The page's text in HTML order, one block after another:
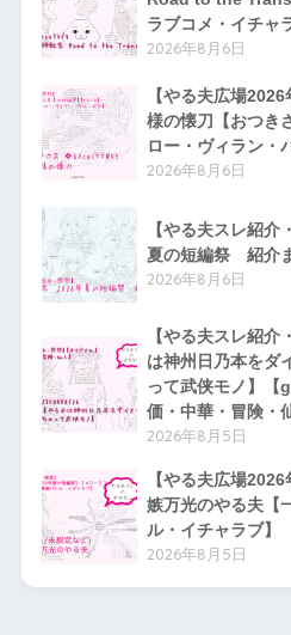
ラブコメ・イチャ
2026年8月6日
【やる夫広場
様の懐刀【おつき
ロー・ヴィラン・
2026年8月6日
【やる夫スレ紹
夏の短編祭 紹介
2026年8月6日
【やる夫スレ紹
は神州日乃本をダ
って武侠モノ】
価・中華・冒険・
2026年8月5日
【やる夫広場
嫉万光のやる夫【
ル・イチャラブ】
2026年8月5日